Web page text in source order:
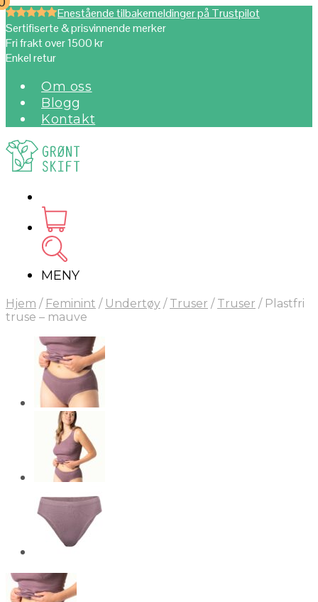
Enestående tilbakemeldinger på Trustpilot
Sertifiserte & prisvinnende merker
Fri frakt over 1500 kr
Enkel retur
Om oss
Blogg
Kontakt
MENY
Hjem / Feminint / Undertøy / Truser / Truser /Plastfri
truse – mauve